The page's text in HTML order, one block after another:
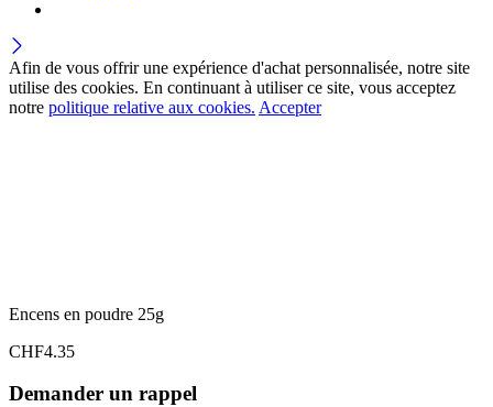
Afin de vous offrir une expérience d'achat personnalisée, notre site
utilise des cookies. En continuant à utiliser ce site, vous acceptez
notre politique relative aux cookies. Accepter
Encens en poudre 25g
CHF4.35
Demander un rappel